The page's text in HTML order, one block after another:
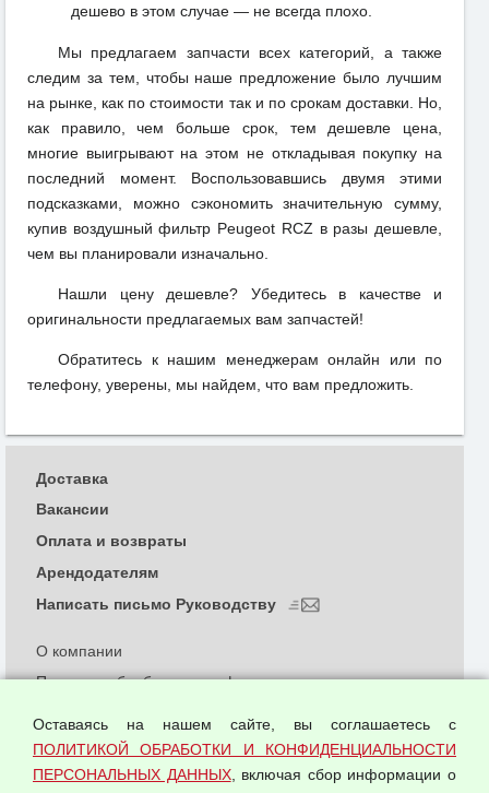
дешево в этом случае — не всегда плохо.
Мы предлагаем запчасти всех категорий, а также
следим за тем, чтобы наше предложение было лучшим
на рынке, как по стоимости так и по срокам доставки. Но,
как правило, чем больше срок, тем дешевле цена,
многие выигрывают на этом не откладывая покупку на
последний момент. Воспользовавшись двумя этими
подсказками, можно сэкономить значительную сумму,
купив воздушный фильтр Peugeot RCZ в разы дешевле,
чем вы планировали изначально.
Нашли цену дешевле? Убедитесь в качестве и
оригинальности предлагаемых вам запчастей!
Обратитесь к нашим менеджерам онлайн или по
телефону, уверены, мы найдем, что вам предложить.
О компании
Политика обработки и конфиденциальности
Согласием на обработку персональных данных
Оферта оптовой купли-продажи
Доставка
Вакансии
Оплата и возвраты
Арендодателям
Написать письмо Руководству
Оставаясь на нашем сайте, вы соглашаетесь с
ПОЛИТИКОЙ ОБРАБОТКИ И КОНФИДЕНЦИАЛЬНОСТИ
ПЕРСОНАЛЬНЫХ ДАННЫХ, включая сбор информации о